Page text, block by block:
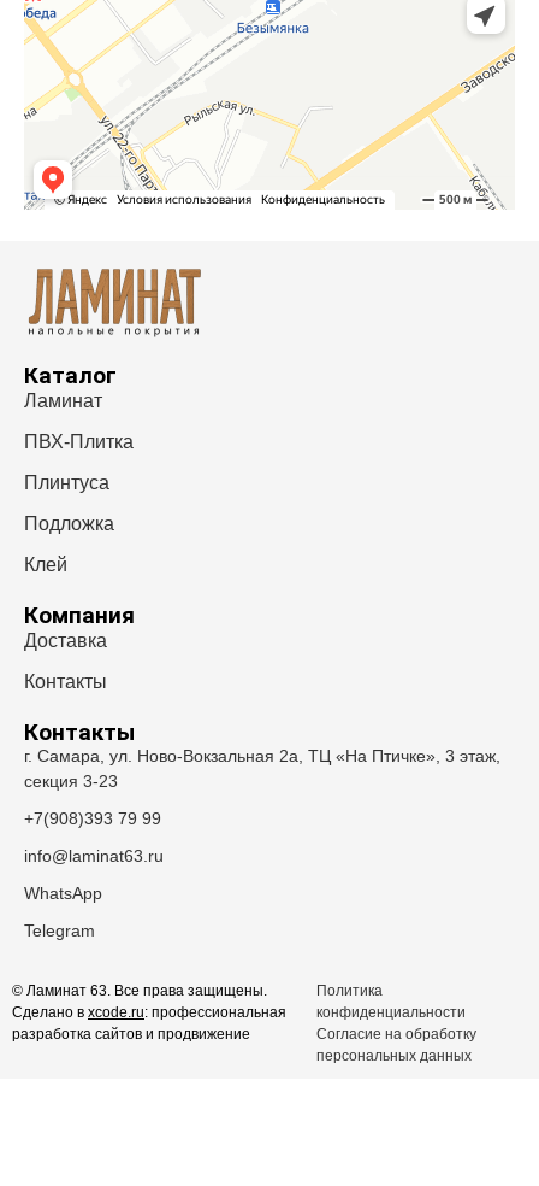
Каталог
Ламинат
ПВХ-Плитка
Плинтуса
Подложка
Клей
Компания
Доставка
Контакты
Контакты
г. Самара, ул. Ново-Вокзальная 2а, ТЦ «На Птичке», 3 этаж,
секция 3-23
+7(908)393 79 99
info@laminat63.ru
WhatsApp
Telegram
© Ламинат 63. Все права защищены.
Сделано в xcode.ru: профессиональная
разработка сайтов и продвижение
Политика
конфиденциальности
Согласие на обработку
персональных данных